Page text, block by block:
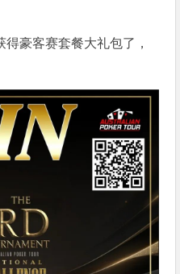
豪客赛套餐大礼包了，